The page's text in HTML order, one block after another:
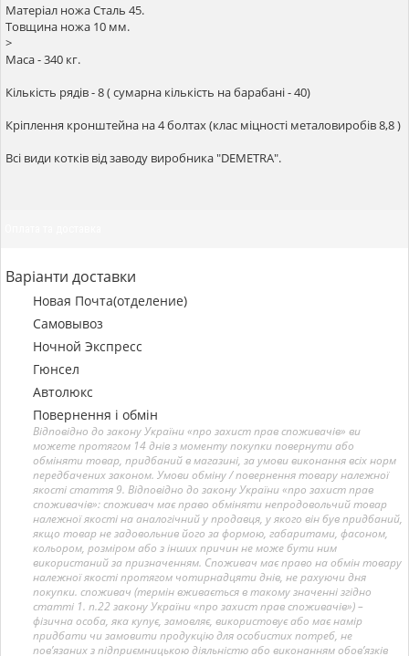
Матеріал ножа Сталь 45.
Товщина ножа 10 мм.
>
Маса - 340 кг.
Кількість рядів - 8 ( сумарна кількість на барабані - 40)
Кріплення кронштейна на 4 болтах (клас міцності металовиробів 8,8 )
Всі види котків від заводу виробника "DEMETRA".
Варіанти доставки
Новая Почта(отделение)
Самовывоз
Ночной Экспресс
Гюнсел
Автолюкс
Повернення і обмін
Відповідно до закону України «про захист прав споживачів» ви
можете протягом 14 днів з моменту покупки повернути або
обміняти товар, придбаний в магазині, за умови виконання всіх норм
передбачених законом. Умови обміну / повернення товару належної
якості стаття 9. Відповідно до закону України «про захист прав
споживачів»: споживач має право обміняти непродовольчий товар
належної якості на аналогічний у продавця, у якого він був придбаний,
якщо товар не задовольнив його за формою, габаритами, фасоном,
кольором, розміром або з інших причин не може бути ним
використаний за призначенням. Споживач має право на обмін товару
належної якості протягом чотирнадцяти днів, не рахуючи дня
покупки. споживач (термін вживається в такому значенні згідно
статті 1. п.22 закону України «про захист прав споживачів») –
фізична особа, яка купує, замовляє, використовує або має намір
придбати чи замовити продукцію для особистих потреб, не
пов’язаних з підприємницькою діяльністю або виконанням обов’язків